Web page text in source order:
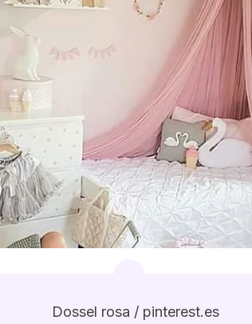
Dossel rosa / pinterest.es